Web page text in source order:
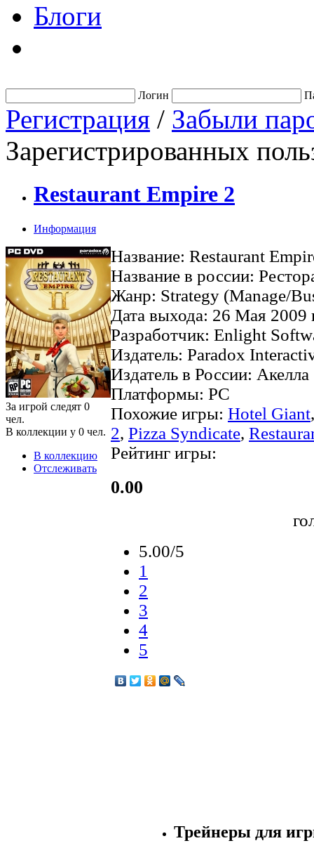
Блоги
Логин
Регистрация / Забыли
Зарегистрированных
Restaurant Empire 2
Информация
За игрой следят 0
чел.
В коллекции у 0 чел.
В коллекцию
Отслеживать
Название: Restaurant
Название в россии:
Жанр: Strategy (Manage/
Дата выхода: 26 Мая 2009
Разработчик: Enlight
Издатель: Paradox
Издатель в России: Акелла
Платформы: PC
Похожие игры: Hotel Giant
2, Pizza Syndicate,
Рейтинг игры:
0.00
5.00/5
1
2
3
4
5
Трейнеры для